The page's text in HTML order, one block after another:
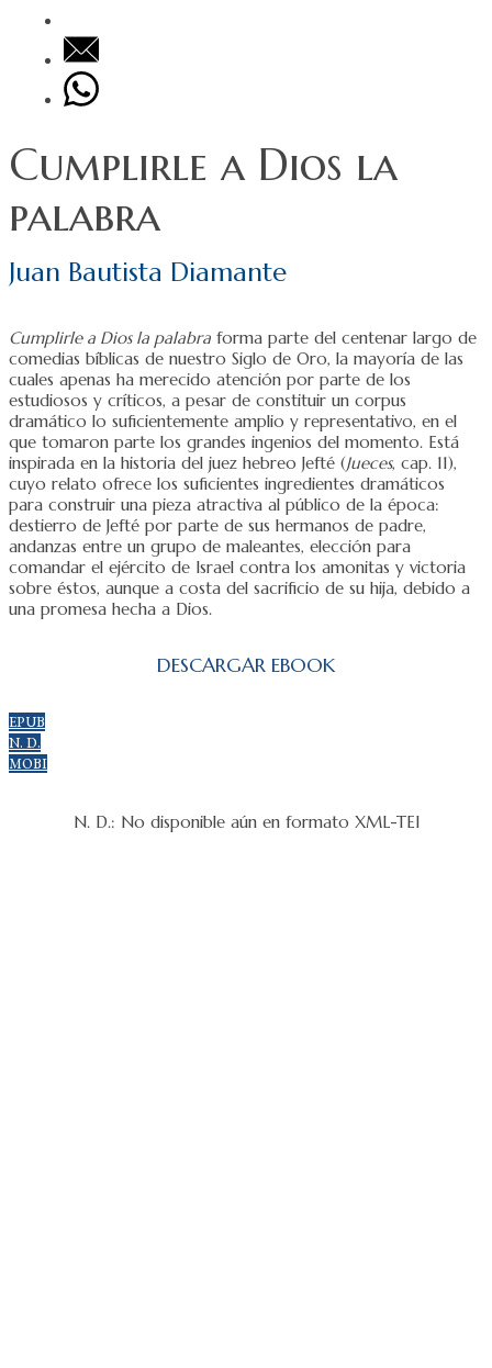
Cumplirle a Dios la
palabra
Juan Bautista Diamante
Cumplirle a Dios la palabra forma parte del centenar largo de
comedias bíblicas de nuestro Siglo de Oro, la mayoría de las
cuales apenas ha merecido atención por parte de los
estudiosos y críticos, a pesar de constituir un corpus
dramático lo suficientemente amplio y representativo, en el
que tomaron parte los grandes ingenios del momento. Está
inspirada en la historia del juez hebreo Jefté (Jueces, cap. 11),
cuyo relato ofrece los suficientes ingredientes dramáticos
para construir una pieza atractiva al público de la época:
destierro de Jefté por parte de sus hermanos de padre,
andanzas entre un grupo de maleantes, elección para
comandar el ejército de Israel contra los amonitas y victoria
sobre éstos, aunque a costa del sacrificio de su hija, debido a
una promesa hecha a Dios.
DESCARGAR EBOOK
EPUB
N. D.
MOBI
N. D.: No disponible aún en formato XML-TEI